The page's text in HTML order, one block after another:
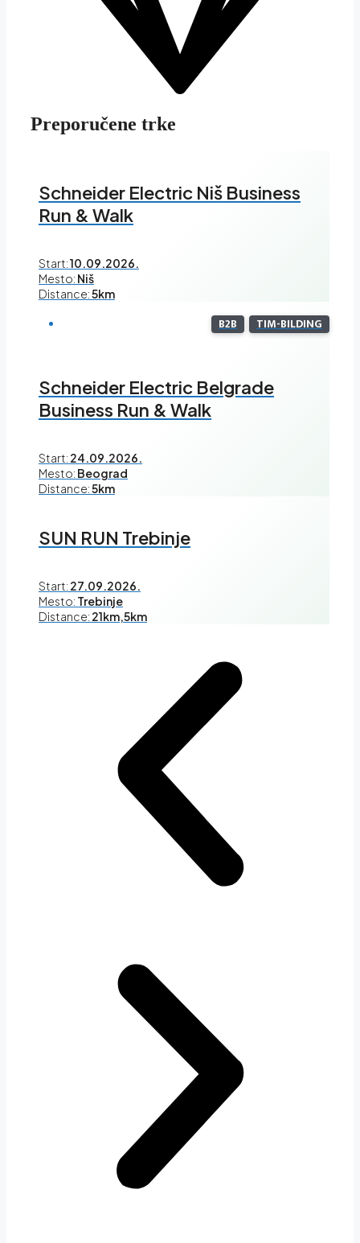
Preporučene trke
Schneider Electric Niš Business
Run & Walk
Start:10.09.2026.
Mesto: Niš
Distance:5km
B2B TIM-BILDING
Schneider Electric Belgrade
Business Run & Walk
Start: 24.09.2026.
Mesto: Beograd
Distance:5km
SUN RUN Trebinje
Start: 27.09.2026.
Mesto: Trebinje
Distance: 21km,5km